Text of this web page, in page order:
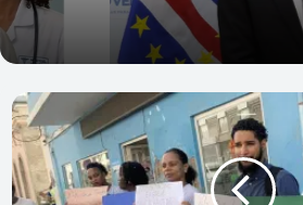
Greve
dos
técnicos
do
Instituto